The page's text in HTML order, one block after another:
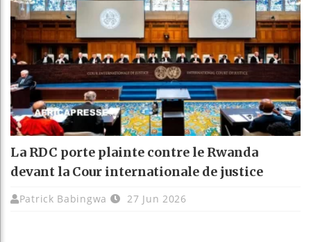
La RDC porte plainte contre le Rwanda
devant la Cour internationale de justice
Patrick Babingwa 27 Jun 2026